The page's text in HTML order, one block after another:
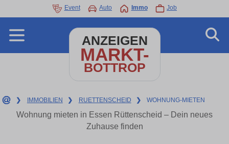
Event Auto Immo Job
ANZEIGEN
MARKT-
BOTTROP
❯ IMMOBILIEN ❯ RUETTENSCHEID ❯ WOHNUNG-MIETEN
Wohnung mieten in Essen Rüttenscheid – Dein neues
Zuhause finden